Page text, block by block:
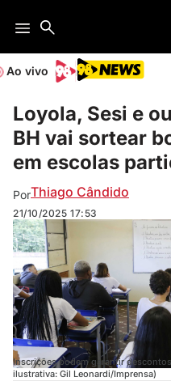
Ao vivo
Loyola, Sesi e
BH vai sortear
em escolas
PorThiago Cândido
21/10/2025 17:53
Inscrições podem garantir
ilustrativa: Gil Leonardi/Imprensa)